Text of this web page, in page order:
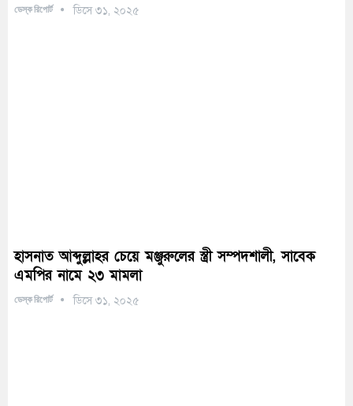
ডেস্ক রিপোর্ট ডিসে ৩১, ২০২৫
হাসনাত আব্দুল্লাহর চেয়ে মঞ্জুরুলের স্ত্রী সম্পদশালী, সাবেক
এমপির নামে ২৩ মামলা
ডেস্ক রিপোর্ট ডিসে ৩১, ২০২৫